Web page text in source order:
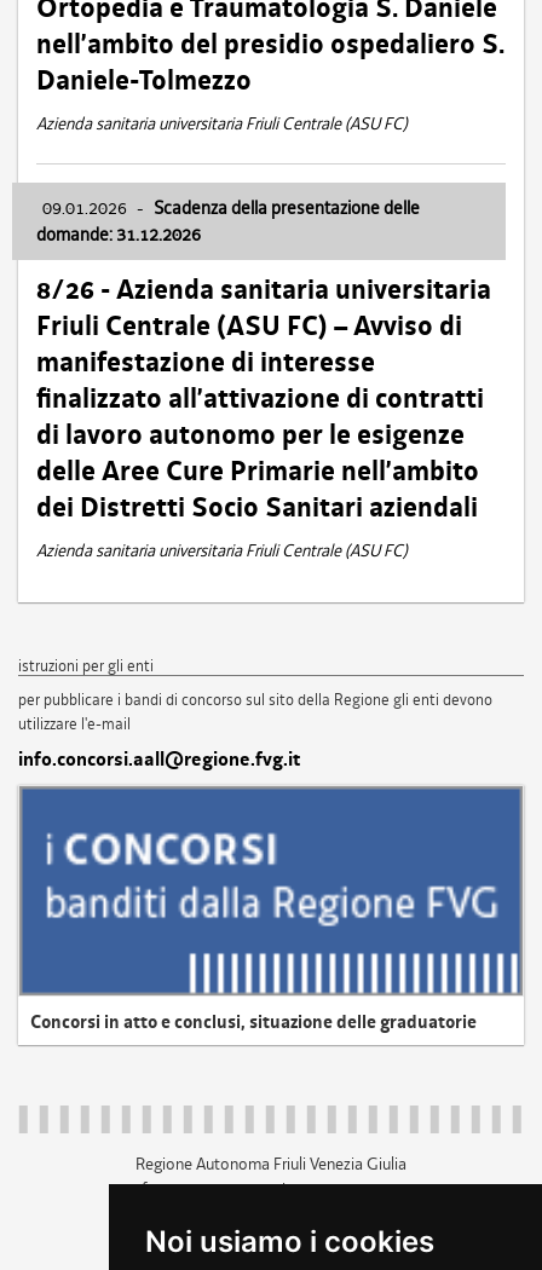
Noi usiamo i cookies
Ortopedia e Traumatologia S. Daniele
nell’ambito del presidio ospedaliero S.
Daniele-Tolmezzo
Azienda sanitaria universitaria Friuli Centrale (ASU FC)
09.01.2026 - Scadenza della presentazione delle
domande: 31.12.2026
8/26 - Azienda sanitaria universitaria
Friuli Centrale (ASU FC) – Avviso di
manifestazione di interesse
finalizzato all’attivazione di contratti
di lavoro autonomo per le esigenze
delle Aree Cure Primarie nell’ambito
dei Distretti Socio Sanitari aziendali
Azienda sanitaria universitaria Friuli Centrale (ASU FC)
istruzioni per gli enti
per pubblicare i bandi di concorso sul sito della Regione gli enti devono
utilizzare l'e-mail
info.concorsi.aall@regione.fvg.it
Concorsi in atto e conclusi, situazione delle graduatorie
Regione Autonoma Friuli Venezia Giulia
c.f. 80014930327; p.iva 00526040324
+39 040 3771111